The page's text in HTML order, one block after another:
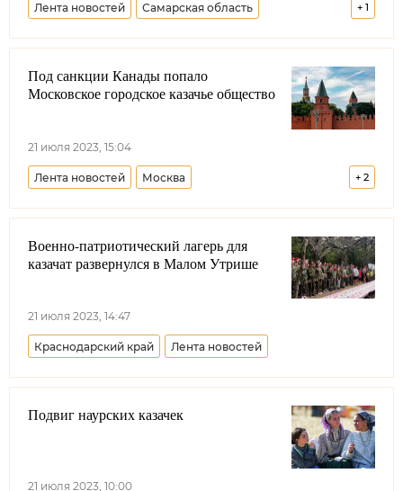
+ 1
Лента новостей Самарская область
Волжское войсковое казачье общество
Под санкции Канады попало
Московское городское казачье общество
21 июля 2023, 15:04
+ 2
Лента новостей Москва
Центральное казачье войско Резонансные темы
Военно-патриотический лагерь для
казачат развернулся в Малом Утрише
21 июля 2023, 14:47
Краснодарский край Лента новостей
Подвиг наурских казачек
21 июля 2023, 10:00